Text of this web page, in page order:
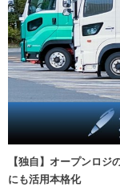
【独自】オープンロ
にも活用本格化